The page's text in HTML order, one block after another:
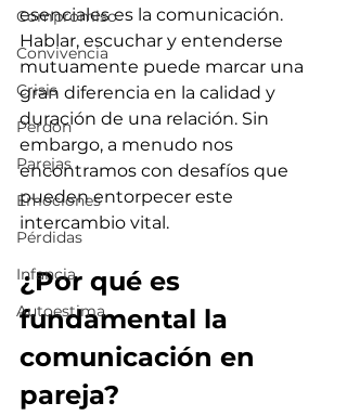
Compromiso
Convivencia
Crisis
Perdón
Parejas
Emociones
Pérdidas
Infancia
Autoestima
esenciales es la comunicación.
Hablar, escuchar y entenderse
mutuamente puede marcar una
gran diferencia en la calidad y
duración de una relación. Sin
embargo, a menudo nos
encontramos con desafíos que
pueden entorpecer este
intercambio vital.
¿Por qué es
fundamental la
comunicación en
pareja?